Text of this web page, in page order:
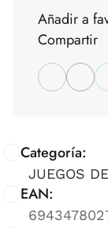
Categoría:
JUEGOS
EAN:
Añadir a
Compartir